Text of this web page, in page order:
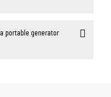
portable generator